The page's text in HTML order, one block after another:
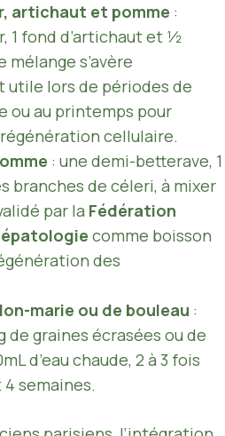
artichaut et pomme :
1 fond d’artichaut et 1⁄2
mélange s’avère
lors de périodes de
ou au printemps pour
cellulaire.
: une demi-betterave, 1
branches de céleri, à mixer
par la Fédération
comme boisson
des
marie ou de bouleau :
de graines écrasées ou de
d’eau chaude, 2 à 3 fois
semaines.